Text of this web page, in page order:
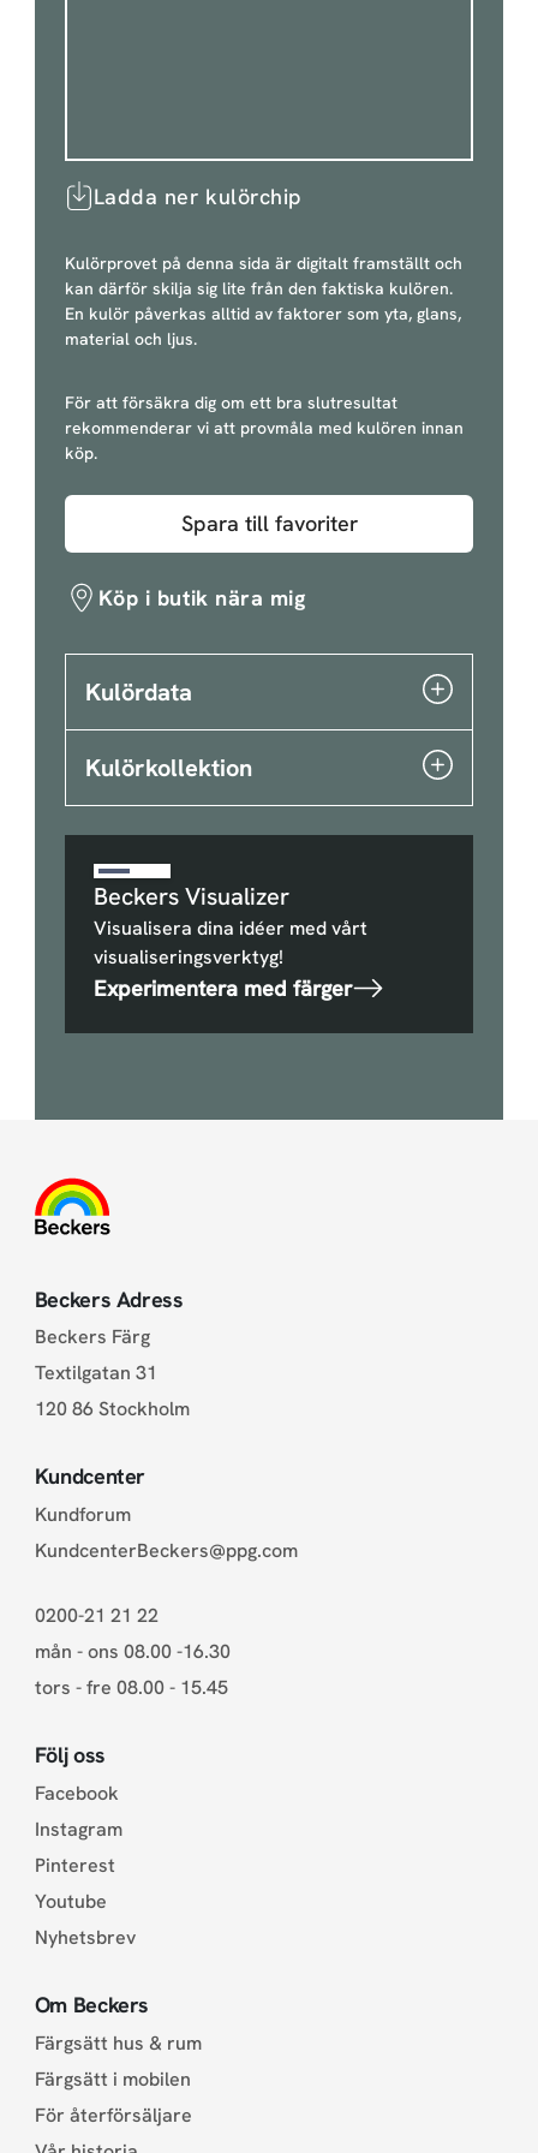
Ladda ner kulörchip
Kulörprovet på denna sida är digitalt framställt och
kan därför skilja sig lite från den faktiska kulören.
En kulör påverkas alltid av faktorer som yta, glans,
material och ljus.
För att försäkra dig om ett bra slutresultat
rekommenderar vi att provmåla med kulören innan
köp.
Spara till favoriter
Köp i butik nära mig
Kulördata
Kulörkollektion
Beckers Visualizer
Visualisera dina idéer med vårt
visualiseringsverktyg!
Experimentera med färger
Beckers Adress
Beckers Färg
Textilgatan 31
120 86 Stockholm
Kundcenter
Kundforum
KundcenterBeckers@ppg.com
0200-21 21 22
mån - ons 08.00 -16.30
tors - fre 08.00 - 15.45
Följ oss
Facebook
Instagram
Pinterest
Youtube
Nyhetsbrev
Om Beckers
Färgsätt hus & rum
Färgsätt i mobilen
För återförsäljare